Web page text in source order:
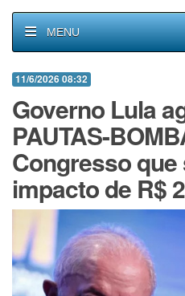
MENU
11/6/2026 08:32
Governo Lula
PAUTAS-
Congresso
impacto de R$